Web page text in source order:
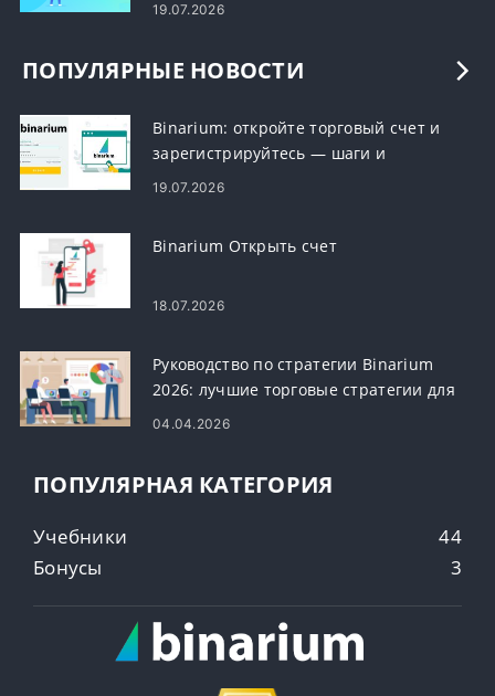
19.07.2026
ПОПУЛЯРНЫЕ НОВОСТИ
Binarium: откройте торговый счет и
зарегистрируйтесь — шаги и
требования
19.07.2026
Binarium Открыть счет
18.07.2026
Руководство по стратегии Binarium
2026: лучшие торговые стратегии для
начинающих трейдеров
04.04.2026
ПОПУЛЯРНАЯ КАТЕГОРИЯ
Учебники
44
Бонусы
3